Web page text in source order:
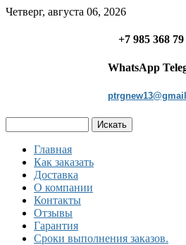
Четверг, августа 06, 2026
+7 985 368 79
WhatsApp
Главная
Как заказать
Доставка
О компании
Контакты
Отзывы
Гарантия
Сроки выполнения заказов.